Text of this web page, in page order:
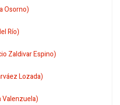
Osorno)
Río)
Zaldivar Espino)
Lozada)